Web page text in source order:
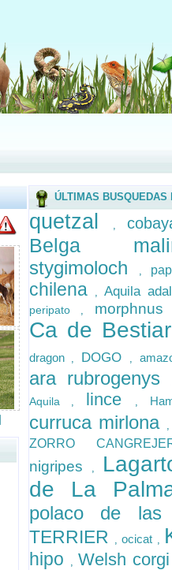
ÚLTIMAS BUSQUEDAS
quetzal ,
Belga
stygimoloch ,
chilena
, Aquila
peripato ,
Ca de Bestiar
dragon , DOGO ,
ara rubrogenys
Aquila , lince ,
curruca mirlona ,
ZORRO
nigripes
,
de La
polaco de las
TERRIER ,ocicat ,
hipo , Welsh